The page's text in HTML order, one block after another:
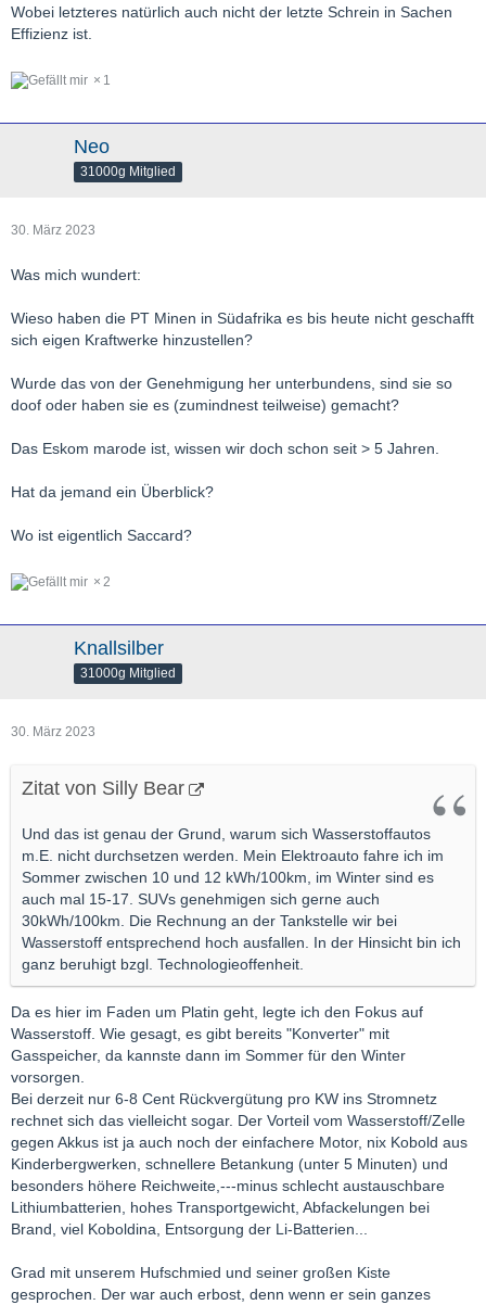
Wobei letzteres natürlich auch nicht der letzte Schrein in Sachen
Effizienz ist.
1
Neo
31000g Mitglied
30. März 2023
Was mich wundert:
Wieso haben die PT Minen in Südafrika es bis heute nicht geschafft
sich eigen Kraftwerke hinzustellen?
Wurde das von der Genehmigung her unterbundens, sind sie so
doof oder haben sie es (zumindnest teilweise) gemacht?
Das Eskom marode ist, wissen wir doch schon seit > 5 Jahren.
Hat da jemand ein Überblick?
Wo ist eigentlich Saccard?
2
Knallsilber
31000g Mitglied
30. März 2023
Zitat von Silly Bear
Und das ist genau der Grund, warum sich Wasserstoffautos
m.E. nicht durchsetzen werden. Mein Elektroauto fahre ich im
Sommer zwischen 10 und 12 kWh/100km, im Winter sind es
auch mal 15-17. SUVs genehmigen sich gerne auch
30kWh/100km. Die Rechnung an der Tankstelle wir bei
Wasserstoff entsprechend hoch ausfallen. In der Hinsicht bin ich
ganz beruhigt bzgl. Technologieoffenheit.
Da es hier im Faden um Platin geht, legte ich den Fokus auf
Wasserstoff. Wie gesagt, es gibt bereits "Konverter" mit
Gasspeicher, da kannste dann im Sommer für den Winter
vorsorgen.
Bei derzeit nur 6-8 Cent Rückvergütung pro KW ins Stromnetz
rechnet sich das vielleicht sogar. Der Vorteil vom Wasserstoff/Zelle
gegen Akkus ist ja auch noch der einfachere Motor, nix Kobold aus
Kinderbergwerken, schnellere Betankung (unter 5 Minuten) und
besonders höhere Reichweite,---minus schlecht austauschbare
Lithiumbatterien, hohes Transportgewicht, Abfackelungen bei
Brand, viel Koboldina, Entsorgung der Li-Batterien...
Grad mit unserem Hufschmied und seiner großen Kiste
gesprochen. Der war auch erbost, denn wenn er sein ganzes